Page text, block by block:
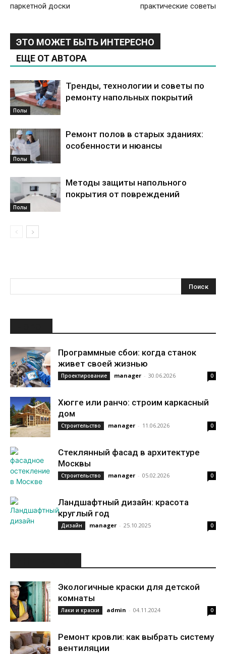
паркетной доски
практические советы
ЭТО МОЖЕТ БЫТЬ ИНТЕРЕСНО
ЕЩЕ ОТ АВТОРА
Полы
Тренды, технологии и советы по
ремонту напольных покрытий
Полы
Ремонт полов в старых зданиях:
особенности и нюансы
Полы
Методы защиты напольного
покрытия от повреждений
Программные сбои: когда станок
живет своей жизнью
Проектирование manager - 30.06.2026 0
Хюгге или ранчо: строим каркасный
дом
Строительство manager - 11.06.2026 0
Стеклянный фасад в архитектуре
Москвы
Строительство manager - 05.02.2026 0
Ландшафтный дизайн: красота
круглый год
Дизайн manager - 25.10.2025 0
Экологичные краски для детской
комнаты
Лаки и краски admin - 04.11.2024 0
Ремонт кровли: как выбрать систему
вентиляции